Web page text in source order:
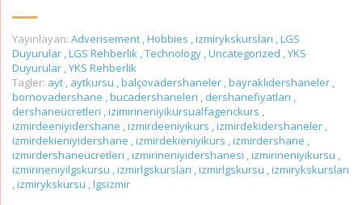
Yayınlayan: Adverisement ,Hobbies ,izmirykskursları ,LGS
Duyurular ,LGS Rehberlik ,Technology ,Uncategorized ,YKS
Duyurular ,YKS Rehberlik
Tagler: ayt , aytkursu ,balçovadershaneler ,bayraklıdershaneler ,
bornovadershane ,bucadershaneleri , dershanefiyatları ,
dershaneücretleri ,izimirineniyikursualfagenckurs ,
izmirdeeniyidershane ,izmirdeeniyikurs ,izmirdekidershaneler ,
izmirdekieniyidershane ,izmirdekieniyikurs ,izmirdershane ,
izmirdershaneücretleri ,izmirineniyidershanesi ,izmirineniyikursu ,
izmirineniyilgskursu ,izmirlgskursları ,izmirlgskursu ,izmirykskursları
,izmirykskursu ,lgsizmir